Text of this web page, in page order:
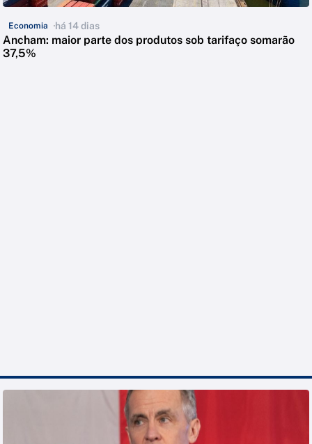
Economia há 14 dias
Ancham: maior parte dos produtos sob tarifaço somarão
37,5%